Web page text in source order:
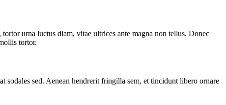
urna luctus diam, vitae ultrices ante magna non tellus. Donec
tortor.
sodales sed. Aenean hendrerit fringilla sem, et tincidunt libero ornare